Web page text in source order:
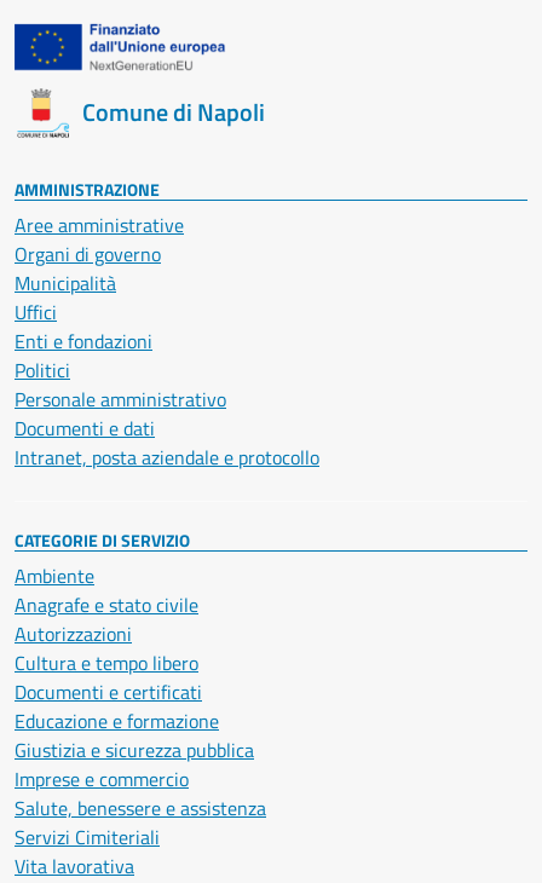
Comune di Napoli
AMMINISTRAZIONE
Aree amministrative
Organi di governo
Municipalità
Uffici
Enti e fondazioni
Politici
Personale amministrativo
Documenti e dati
Intranet, posta aziendale e protocollo
CATEGORIE DI SERVIZIO
Ambiente
Anagrafe e stato civile
Autorizzazioni
Cultura e tempo libero
Documenti e certificati
Educazione e formazione
Giustizia e sicurezza pubblica
Imprese e commercio
Salute, benessere e assistenza
Servizi Cimiteriali
Vita lavorativa